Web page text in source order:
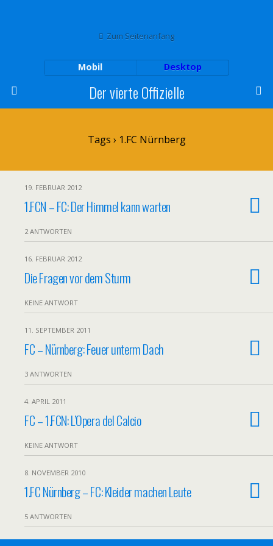
Zum Seitenanfang
Mobil Desktop
Der vierte Offizielle
Tags › 1.FC Nürnberg
19. FEBRUAR 2012
1.FCN – FC: Der Himmel kann warten
2 ANTWORTEN
16. FEBRUAR 2012
Die Fragen vor dem Sturm
KEINE ANTWORT
11. SEPTEMBER 2011
FC – Nürnberg: Feuer unterm Dach
3 ANTWORTEN
4. APRIL 2011
FC – 1.FCN: L’Opera del Calcio
KEINE ANTWORT
8. NOVEMBER 2010
1.FC Nürnberg – FC: Kleider machen Leute
5 ANTWORTEN